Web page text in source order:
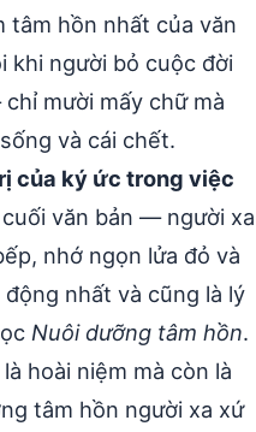
tâm hồn nhất của văn
khi người bỏ cuộc đời
mười mấy chữ mà
và cái chết.
của ký ức trong việc
cuối văn bản — người xa
nhớ ngọn lửa đỏ và
nhất và cũng là lý
Nuôi dưỡng tâm hồn.
hoài niệm mà còn là
tâm hồn người xa xứ